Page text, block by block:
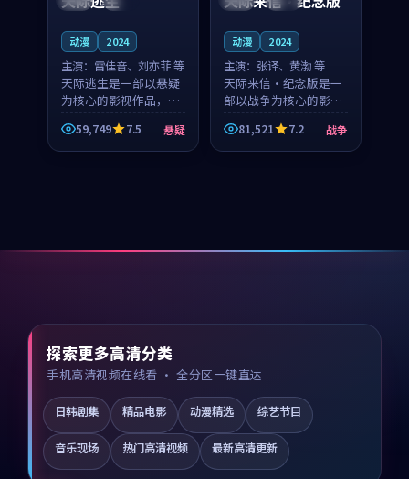
动漫 2024
主演： 雷佳音、刘亦菲 等
天际逃生是一部以悬疑
为核心的影视作品，围
绕危机、反转与人物成
长展开，整体节奏紧
凑，值得推荐观看。
59,749 7.5 悬疑
动漫 2024
主演： 张译、黄渤 等
天际来信·纪念版是一
部以战争为核心的影视
作品，围绕危机、反转
与人物成长展开，整体
节奏紧凑，值得推荐观
81,521 7.2 战争
探索更多高清分类
手机高清视频在线看 · 全分区一键直达
日韩剧集 精品电影 动漫精选 综艺节目
音乐现场 热门高清视频 最新高清更新